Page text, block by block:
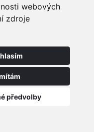
webových
zdroje
předvolby
T50 s živým